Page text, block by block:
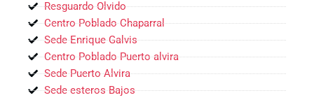
Resguardo Olvido
Centro Poblado Chaparral
Sede Enrique Galvis
Centro Poblado Puerto alvira
Sede Puerto Alvira
Sede esteros Bajos